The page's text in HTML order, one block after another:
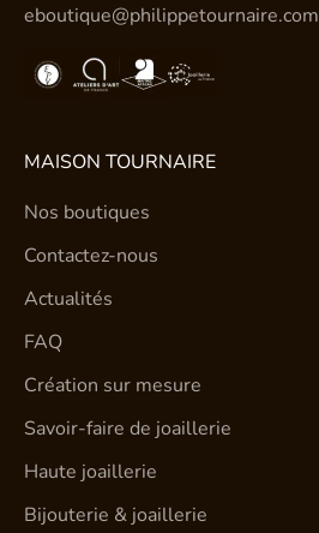
eboutique@philippetournaire.com
MAISON TOURNAIRE
Nos boutiques
Contactez-nous
Actualités
FAQ
Création sur mesure
Savoir-faire de joaillerie
Haute joaillerie
Bijouterie & joaillerie